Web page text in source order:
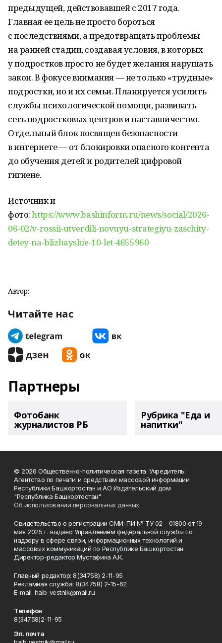
предыдущей, действовавшей с 2017 года.
Главная ее цель не просто бороться
с последствиями, а предотвращать проблемы
на ранней стадии, создавая условия, в которых
у подростков просто не будет желания нарушать
закон. В фокусе внимания — не только «трудные»
подростки, но и их семьи. Планируется усилить
службы психологической помощи, развивать
сеть подростковых центров и наставничество.
Отдельный блок посвящен безопасности
в интернете — от блокировки опасного контента
до обучения детей и родителей цифровой
гигиене.
Источник и
фото:https://www.bashinform.ru/news/social/2026-
06-02/v-rossii-utverdili-novuyu-strategiyu-zaschity-
detey-na-blizhayshie-10-let-4655960
Автор:
Читайте нас
Партнеры
Фотобанк
журналистов РБ
Рубрика "Еда и
напитки"
© 2026 Общественно-политическая газета. Учредитель:
Агентство по печати и средствам массовой информации
Республики Башкортостан и АО Издательский дом
"Республика Башкортостан"
Об использовании персональных данных
Свидетельство о регистрации СМИ: ПИ № ТУ 02 - 01800 от 19
мая 2025 г. выдано Управлением федеральной службы по
надзору в сфере связи, информационных технологий и
массовых коммуникаций по Республике Башкортостан.
Директор-редактор Мустафина А.К.
Главный редактор: 8(34758) 2-11-95
Рекламная служба: 8(34758) 2-15-62
Е-mаil: haib_vestnik@mail.ru
Телефон
8(34758)2-11-95
Эл. почта